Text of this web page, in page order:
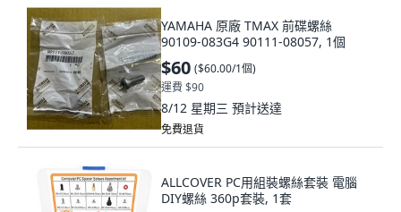
YAMAHA 原廠 TMAX 前碟螺絲
90109-083G4 90111-08057, 1個
$60 ($60.00/1個)
運費 $90
8/12 星期三 預計送達
免費退貨
ALLCOVER PC用組裝螺絲套裝 電腦
DIY螺絲 360p套裝, 1套